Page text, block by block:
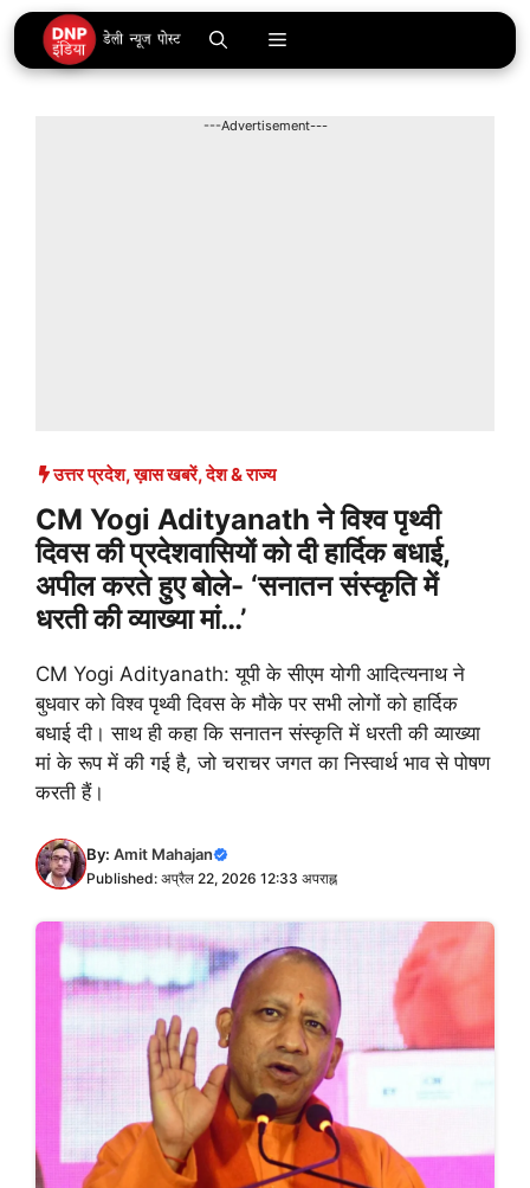
Skip
to
content
Menu
---Advertisement---
उत्तर प्रदेश,ख़ास खबरें,देश & राज्य
CM Yogi Adityanath ने विश्व पृथ्वी
दिवस की प्रदेशवासियों को दी हार्दिक बधाई,
अपील करते हुए बोले- ‘सनातन संस्कृति में
धरती की व्याख्या मां…’
CM Yogi Adityanath: यूपी के सीएम योगी आदित्यनाथ ने
बुधवार को विश्व पृथ्वी दिवस के मौके पर सभी लोगों को हार्दिक
बधाई दी। साथ ही कहा कि सनातन संस्कृति में धरती की व्याख्या
मां के रूप में की गई है, जो चराचर जगत का निस्वार्थ भाव से पोषण
करती हैं।
By: Amit Mahajan
Published: अप्रैल 22, 2026 12:33 अपराह्न